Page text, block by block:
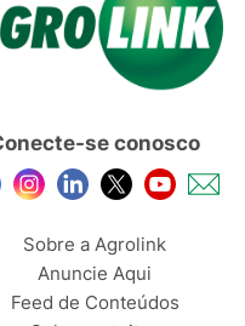
se conosco
Sobre a Agrolink
Anuncie Aqui
Feed de Conteúdos